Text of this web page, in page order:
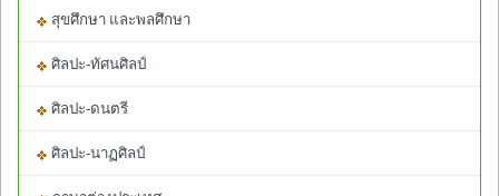
สุขศึกษา และพลศึกษา
ศิลปะ-ทัศนศิลป์
ศิลปะ-ดนตรี
ศิลปะ-นาฏศิลป์